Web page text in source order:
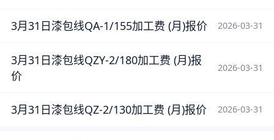
3月31日漆包线QA-1/155加工费 (月)报价 2026-03-31
3月31日漆包线QZY-2/180加工费 (月)报
价
2026-03-31
3月31日漆包线QZ-2/130加工费 (月)报价 2026-03-31